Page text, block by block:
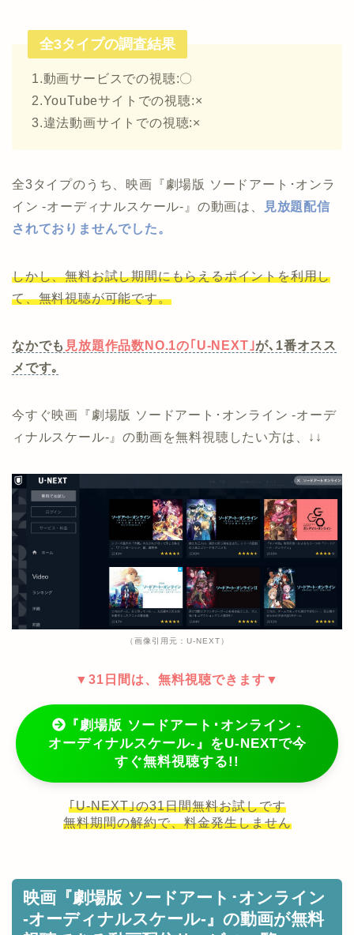
全3タイプの調査結果
1.動画サービスでの視聴:〇
2.YouTubeサイトでの視聴:×
3.違法動画サイトでの視聴:×
全3タイプのうち、映画『劇場版 ソードアート･オンラ
イン -オーディナルスケール-』の動画は、
見放題配信
されておりませんでした。
しかし、無料お試し期間にもらえるポイントを利用し
て、無料視聴が可能です。
なかでも 見放題作品数NO.1の｢U-NEXT｣が､1番オスス
メです｡
今すぐ映画『劇場版 ソードアート･オンライン -オーデ
ィナルスケール-』の動画を無料視聴したい方は、↓↓
（画像引用元：U-NEXT）
▼31日間は、無料視聴できます▼
『劇場版 ソードアート･オンライン -
オーディナルスケール-』をU-NEXTで今
すぐ無料視聴する!!
｢U-NEXT｣の31日間無料お試しです
無料期間の解約で、料金発生しません
映画『劇場版 ソードアート･オンライン
-オーディナルスケール-』の動画が無料